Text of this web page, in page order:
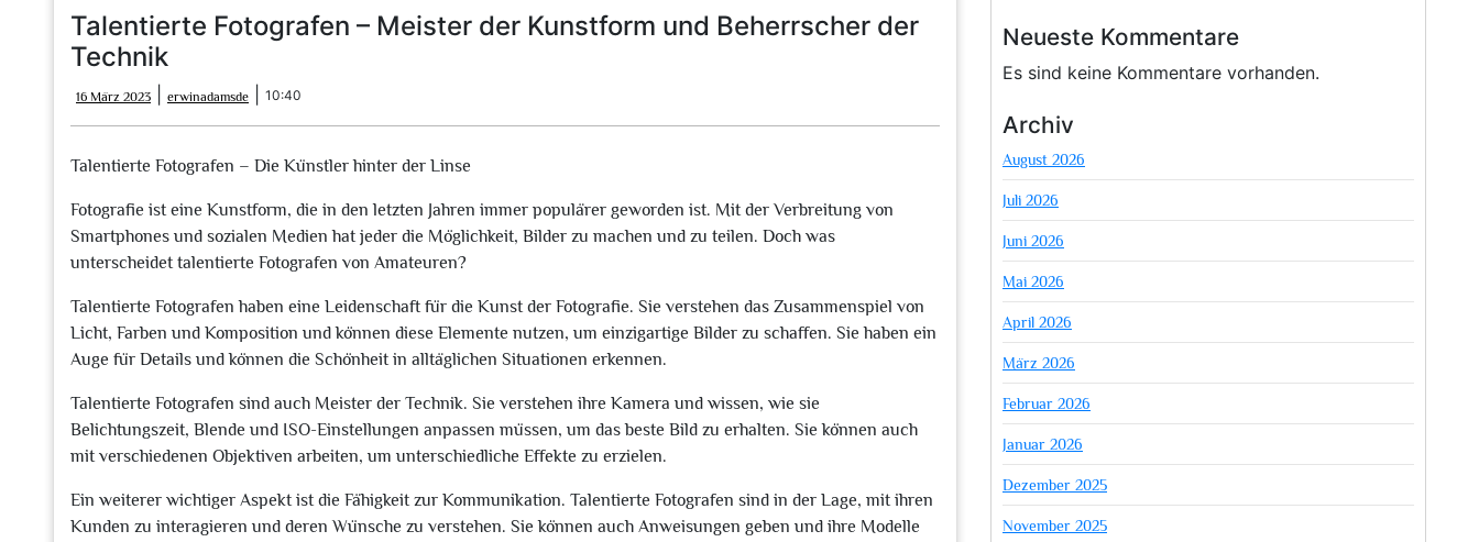
Talentierte Fotografen – Meister der Kunstform und Beherrscher der
Technik
16 März 2023
März
2023
erwinadamsde erwinadamsde
10:40
Talentierte Fotografen – Die Künstler hinter der Linse
Fotografie ist eine Kunstform, die in den letzten Jahren immer populärer geworden ist. Mit der Verbreitung von
Smartphones und sozialen Medien hat jeder die Möglichkeit, Bilder zu machen und zu teilen. Doch was
unterscheidet talentierte Fotografen von Amateuren?
Talentierte Fotografen haben eine Leidenschaft für die Kunst der Fotografie. Sie verstehen das Zusammenspiel von
Licht, Farben und Komposition und können diese Elemente nutzen, um einzigartige Bilder zu schaffen. Sie haben ein
Auge für Details und können die Schönheit in alltäglichen Situationen erkennen.
Talentierte Fotografen sind auch Meister der Technik. Sie verstehen ihre Kamera und wissen, wie sie
Belichtungszeit, Blende und ISO-Einstellungen anpassen müssen, um das beste Bild zu erhalten. Sie können auch
mit verschiedenen Objektiven arbeiten, um unterschiedliche Effekte zu erzielen.
Ein weiterer wichtiger Aspekt ist die Fähigkeit zur Kommunikation. Talentierte Fotografen sind in der Lage, mit ihren
Kunden zu interagieren und deren Wünsche zu verstehen. Sie können auch Anweisungen geben und ihre Modelle
Neueste Kommentare
Es sind keine Kommentare vorhanden.
Archiv
August 2026
Juli 2026
Juni 2026
Mai 2026
April 2026
März 2026
Februar 2026
Januar 2026
Dezember 2025
November 2025